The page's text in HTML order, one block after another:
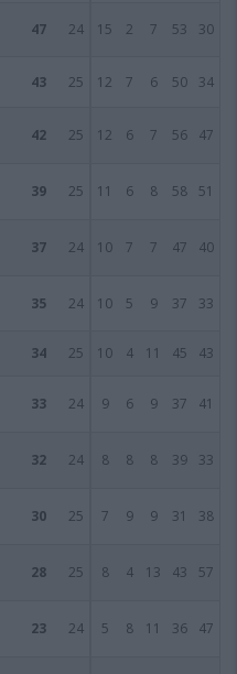
47 24 15 2 7 53 30
43 25 12 7 6 50 34
42 25 12 6 7 56 47
39 25 11 6 8 58 51
37 24 10 7 7 47 40
35 24 10 5 9 37 33
34 25 10 4 11 45 43
33 24 9 6 9 37 41
32 24 8 8 8 39 33
30 25 7 9 9 31 38
28 25 8 4 13 43 57
23 24 5 8 11 36 47